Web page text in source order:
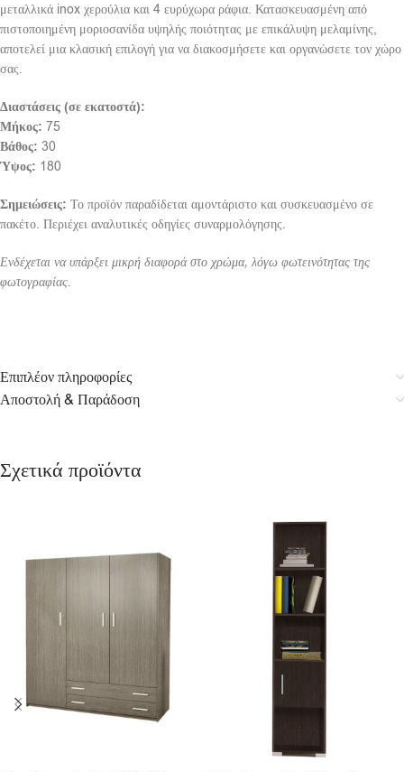
μεταλλικά inox χερούλια και 4 ευρύχωρα ράφια. Κατασκευασμένη από
πιστοποιημένη μοριοσανίδα υψηλής ποιότητας με επικάλυψη μελαμίνης,
αποτελεί μια κλασική επιλογή για να διακοσμήσετε και οργανώσετε τον χώρο
σας.
Διαστάσεις (σε εκατοστά):
Μήκος: 75
Βάθος: 30
Ύψος: 180
Σημειώσεις: Το προϊόν παραδίδεται αμοντάριστο και συσκευασμένο σε
πακέτο. Περιέχει αναλυτικές οδηγίες συναρμολόγησης.
Ενδέχεται να υπάρξει μικρή διαφορά στο χρώμα, λόγω φωτεινότητας της
φωτογραφίας.
Επιπλέον πληροφορίες
Αποστολή & Παράδοση
Σχετικά προϊόντα